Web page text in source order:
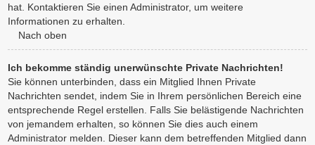
hat. Kontaktieren Sie einen Administrator, um weitere
Informationen zu erhalten.
Nach oben
Ich bekomme ständig unerwünschte Private Nachrichten!
Sie können unterbinden, dass ein Mitglied Ihnen Private
Nachrichten sendet, indem Sie in Ihrem persönlichen Bereich eine
entsprechende Regel erstellen. Falls Sie belästigende Nachrichten
von jemandem erhalten, so können Sie dies auch einem
Administrator melden. Dieser kann dem betreffenden Mitglied dann